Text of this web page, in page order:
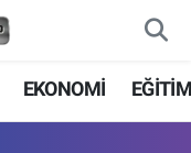
EKONOMİ